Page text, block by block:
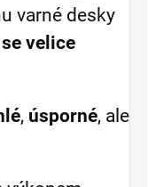
varné desky
velice
, úsporné, ale